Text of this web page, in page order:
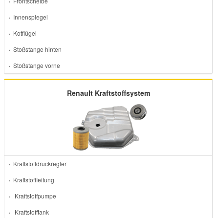
› Innenspiegel
› Kotflügel
› Stoßstange hinten
› Stoßstange vorne
Renault Kraftstoffsystem
› Kraftstoffdruckregler
› Kraftstoffleitung
› Kraftstoffpumpe
› Kraftstofftank